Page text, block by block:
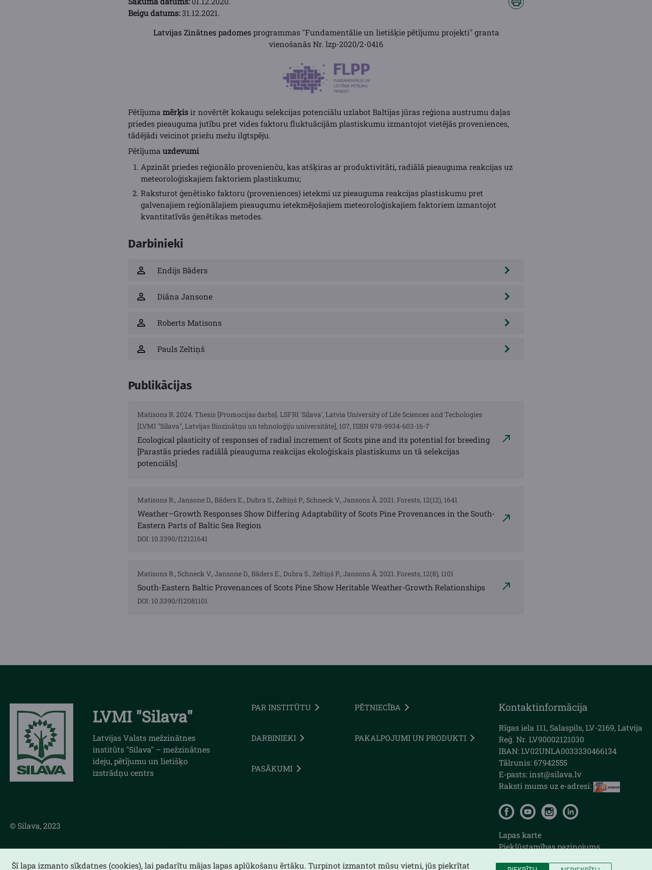
Beigu datums:31.12.2021.
Latvijas Zinātnes padomesprogrammas "Fundamentālie un lietišķie pētījumu projekti" granta
vienošanās Nr. lzp-2020/2-0416
Pētījuma mērķisir novērtēt kokaugu selekcijas potenciālu uzlabot Baltijas jūras reģiona austrumu daļas
priedes pieauguma jutību pret vides faktoru fluktuācijām plastiskumu izmantojot vietējās proveniences,
tādējādi veicinot priežu mežu ilgtspēju.
Pētījuma uzdevumi
Apzināt priedes reģionālo provenienču, kas atšķiras ar produktivitāti, radiālā pieauguma reakcijas uz
meteoroloģiskajiem faktoriem plastiskumu;
Raksturot ģenētisko faktoru (proveniences) ietekmi uz pieauguma reakcijas plastiskumu pret
galvenajiem reģionālajiem pieaugumu ietekmējošajiem meteoroloģiskajiem faktoriem izmantojot
kvantitatīvās ģenētikas metodes.
Darbinieki
Endijs Bāders
Diāna Jansone
Roberts Matisons
Pauls Zeltiņš
Publikācijas
Matisons R. 2024. Thesis [Promocijas darbs]. LSFRI 'Silava', Latvia University of Life Sciences and Techologies
[LVMI "Silava", Latvijas Biozinātņu un tehnoloģiju universitāte], 107, ISBN 978-9934-603-16-7
Ecological plasticity of responses of radial increment of Scots pine and its potential for breeding
[Parastās priedes radiālā pieauguma reakcijas ekoloģiskais plastiskums un tā selekcijas
potenciāls]
Matisons R., Jansone D., Bāders E., Dubra S., Zeltiņš P., Schneck V., Jansons Ā. 2021. Forests, 12(12), 1641
Weather–Growth Responses Show Differing Adaptability of Scots Pine Provenances in the South-
Eastern Parts of Baltic Sea Region
DOI: 10.3390/f12121641
Matisons R., Schneck V., Jansone D., Bāders E., Dubra S., Zeltiņš P., Jansons Ā. 2021. Forests, 12(8), 1101
South-Eastern Baltic Provenances of Scots Pine Show Heritable Weather-Growth Relationships
DOI: 10.3390/f12081101
© Silava, 2023
LVMI "Silava"
Latvijas Valsts mežzinātnes
institūts "Silava" – mežzinātnes
ideju, pētījumu un lietišķo
izstrādņu centrs
PAR INSTITŪTU PĒTNIECĪBA
DARBINIEKI PAKALPOJUMI UN PRODUKTI
PASĀKUMI
Kontaktinformācija
Rīgas iela 111, Salaspils, LV-2169, Latvija
Reģ. Nr. LV90002121030
IBAN: LV02UNLA0033330466134
Tālrunis: 67942555
E-pasts: inst@silava.lv
Raksti mums uz e-adresi:
Lapas karte
Piekļūstamības paziņojums
Šī lapa izmanto sīkdatnes (cookies), lai padarītu mājas lapas aplūkošanu ērtāku. Turpinot izmantot mūsu vietni, jūs piekrītat